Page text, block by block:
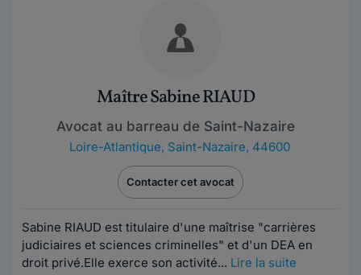
Maître Sabine RIAUD
Avocat au barreau de Saint-Nazaire
Loire-Atlantique, Saint-Nazaire, 44600
Contacter cet avocat
Sabine RIAUD est titulaire d'une maîtrise "carrières
judiciaires et sciences criminelles" et d'un DEA en
droit privé.Elle exerce son activité... Lire la suite